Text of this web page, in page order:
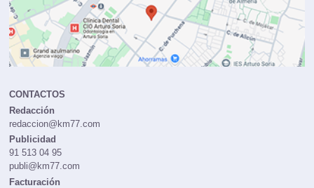
CONTACTOS
Redacción
redaccion@km77.com
Publicidad
91 513 04 95
publi@km77.com
Facturación